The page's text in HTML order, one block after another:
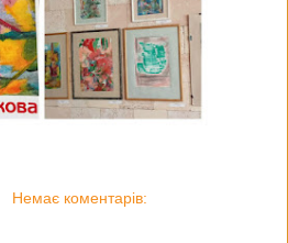
Немає коментарів: